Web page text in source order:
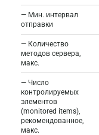
— Мин. интервал
отправки
— Количество
методов сервера,
макс.
— Число
контролируемых
элементов
(monitored items),
рекомендованное,
макс.